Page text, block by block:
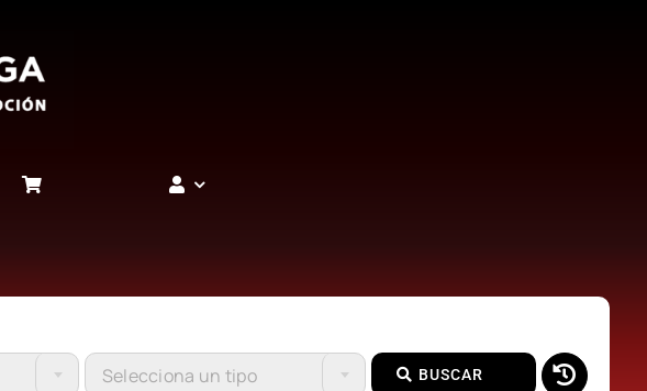
Selecciona un tipo BUSCAR